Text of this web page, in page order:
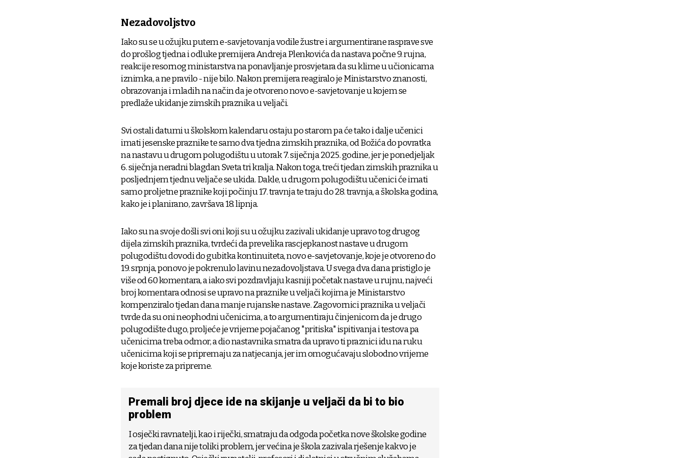
Nezadovoljstvo
Iako su se u ožujku putem e-savjetovanja vodile žustre i argumentirane rasprave sve
do prošlog tjedna i odluke premijera Andreja Plenkovića da nastava počne 9. rujna,
reakcije resornog ministarstva na ponavljanje prosvjetara da su klime u učionicama
iznimka, a ne pravilo - nije bilo. Nakon premijera reagiralo je Ministarstvo znanosti,
obrazovanja i mladih na način da je otvoreno novo e-savjetovanje u kojem se
predlaže ukidanje zimskih praznika u veljači.
Svi ostali datumi u školskom kalendaru ostaju po starom pa će tako i dalje učenici
imati jesenske praznike te samo dva tjedna zimskih praznika, od Božića do povratka
na nastavu u drugom polugodištu u utorak 7. siječnja 2025. godine, jer je ponedjeljak
6. siječnja neradni blagdan Sveta tri kralja. Nakon toga, treći tjedan zimskih praznika u
posljednjem tjednu veljače se ukida. Dakle, u drugom polugodištu učenici će imati
samo proljetne praznike koji počinju 17. travnja te traju do 28. travnja, a školska godina,
kako je i planirano, završava 18. lipnja.
Iako su na svoje došli svi oni koji su u ožujku zazivali ukidanje upravo tog drugog
dijela zimskih praznika, tvrdeći da prevelika rascjepkanost nastave u drugom
polugodištu dovodi do gubitka kontinuiteta, novo e-savjetovanje, koje je otvoreno do
19. srpnja, ponovo je pokrenulo lavinu nezadovoljstava. U svega dva dana pristiglo je
više od 60 komentara, a iako svi pozdravljaju kasniji početak nastave u rujnu, najveći
broj komentara odnosi se upravo na praznike u veljači kojima je Ministarstvo
kompenziralo tjedan dana manje rujanske nastave. Zagovornici praznika u veljači
tvrde da su oni neophodni učenicima, a to argumentiraju činjenicom da je drugo
polugodište dugo, proljeće je vrijeme pojačanog "pritiska" ispitivanja i testova pa
učenicima treba odmor, a dio nastavnika smatra da upravo ti praznici idu na ruku
učenicima koji se pripremaju za natjecanja, jer im omogućavaju slobodno vrijeme
koje koriste za pripreme.
Premali broj djece ide na skijanje u veljači da bi to bio
problem
I osječki ravnatelji, kao i riječki, smatraju da odgoda početka nove školske godine
za tjedan dana nije toliki problem, jer većina je škola zazivala rješenje kakvo je